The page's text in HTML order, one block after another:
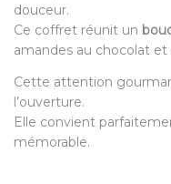
douceur.
Ce coffret réunit un
amandes au chocolat
Cette attention
l’ouverture.
Elle convient
mémorable.